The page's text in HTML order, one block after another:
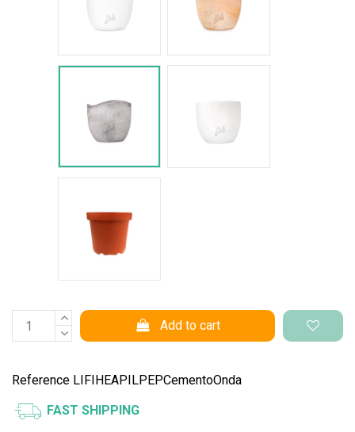
Add to cart
Reference LIFIHEAPILPEPCementoOnda
FAST SHIPPING